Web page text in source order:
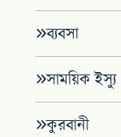
ব্যবসা
সাময়িক ইস্যু
কুরবানী